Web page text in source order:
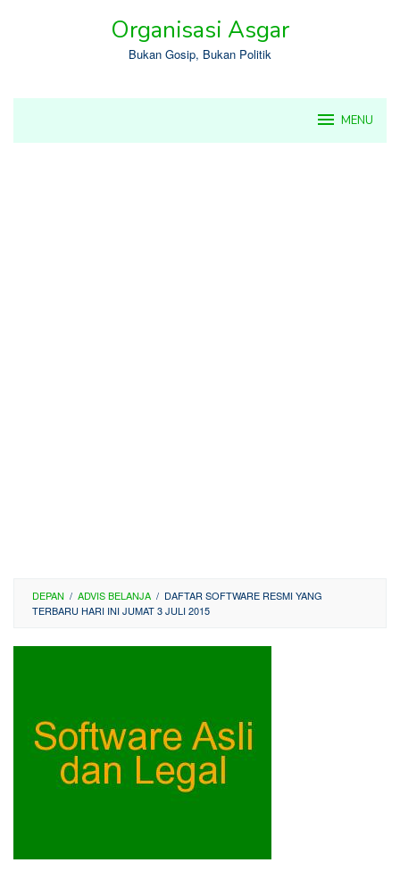
Organisasi Asgar
Bukan Gosip, Bukan Politik
MENU
DEPAN / ADVIS BELANJA / DAFTAR SOFTWARE RESMI YANG
TERBARU HARI INI JUMAT 3 JULI 2015